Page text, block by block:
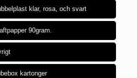
klar, rosa, och svart
90gram.
kartonger